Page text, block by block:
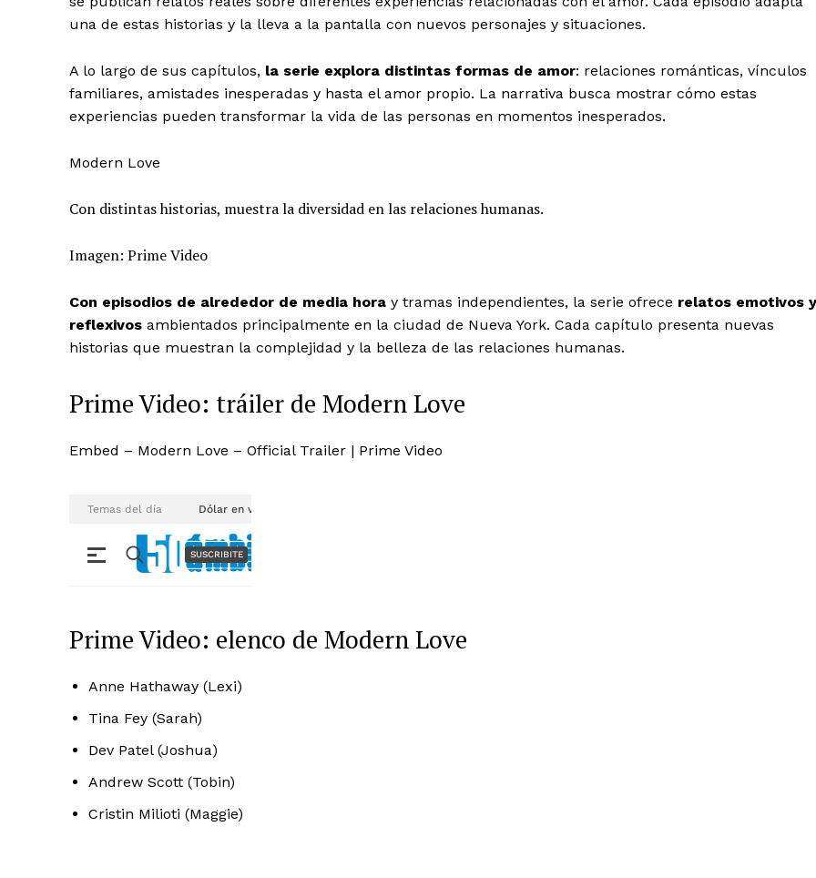
una de estas historias y la lleva a la pantalla con nuevos personajes y situaciones.
A lo largo de sus capítulos, la serie explora distintas formas de amor: relaciones románticas, vínculos
familiares, amistades inesperadas y hasta el amor propio. La narrativa busca mostrar cómo estas
experiencias pueden transformar la vida de las personas en momentos inesperados.
Modern Love
Con distintas historias, muestra la diversidad en las relaciones humanas.
Imagen: Prime Video
Con episodios de alrededor de media hora y tramas independientes, la serie ofrece relatos emotivos y
reflexivos ambientados principalmente en la ciudad de Nueva York. Cada capítulo presenta nuevas
historias que muestran la complejidad y la belleza de las relaciones humanas.
Prime Video: tráiler de Modern Love
Embed – Modern Love – Official Trailer | Prime Video
Prime Video: elenco de Modern Love
Anne Hathaway (Lexi)
Tina Fey (Sarah)
Dev Patel (Joshua)
Andrew Scott (Tobin)
Cristin Milioti (Maggie)